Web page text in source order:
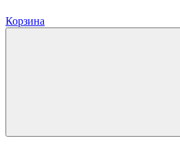
Корзина